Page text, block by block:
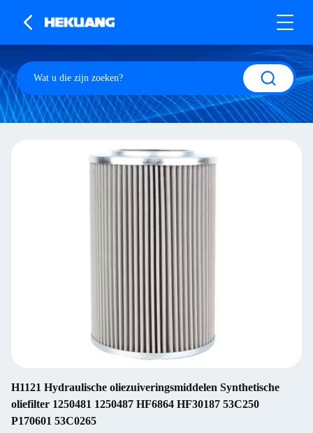
H1121 Hydraulische oliezuiveringsmiddelen Synthetische
oliefilter 1250481 1250487 HF6864 HF30187 53C250
P170601 53C0265